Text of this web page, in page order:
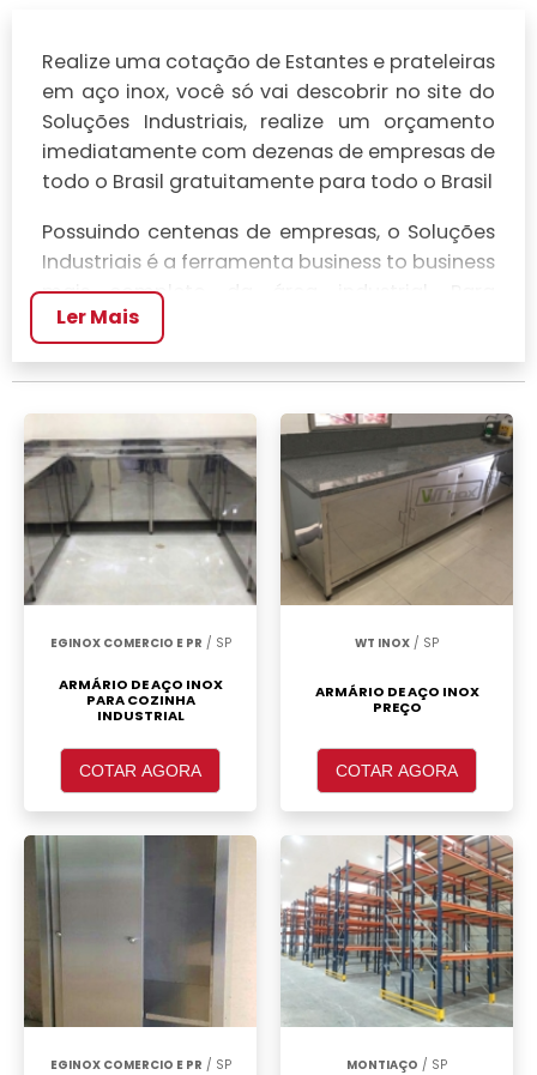
Realize uma cotação de Estantes e prateleiras
em aço inox, você só vai descobrir no site do
Soluções Industriais, realize um orçamento
imediatamente com dezenas de empresas de
todo o Brasil gratuitamente para todo o Brasil
Possuindo centenas de empresas, o Soluções
Industriais é a ferramenta business to business
mais completo da área industrial. Para
realizar um orçamento de Estantes e
prateleiras em aço inox, clique em um ou
mais dos anuciantes a seguir:
Ler Mais
EGINOX COMERCIO E PR / SP
ARMÁRIO DE AÇO INOX
PARA COZINHA
INDUSTRIAL
COTAR AGORA
WT INOX / SP
ARMÁRIO DE AÇO INOX
PREÇO
COTAR AGORA
EGINOX COMERCIO E PR / SP MONTIAÇO / SP